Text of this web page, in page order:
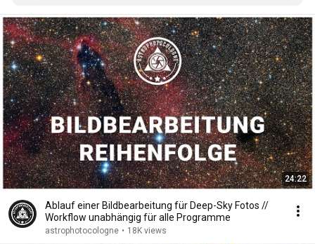
24:22
Ablauf einer Bildbearbeitung für Deep-Sky Fotos //
Workflow unabhängig für alle Programme
astrophotocologne • 18K views